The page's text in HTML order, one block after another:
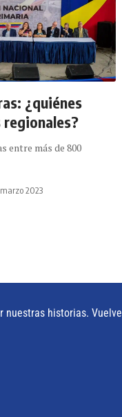
¿quiénes
entre más de 800
2023
nuestras historias. Vuelve